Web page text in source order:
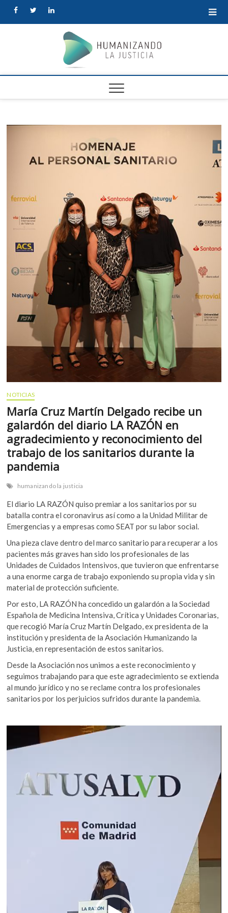
facebooktwitterlinkedin
NOTICIAS
María Cruz Martín Delgado recibe un
galardón del diario LA RAZÓN en
agradecimiento y reconocimiento del
trabajo de los sanitarios durante la
pandemia
humanizando la justicia
El diario LA RAZÓN quiso premiar a los sanitarios por su
batalla contra el coronavirus así como a la Unidad Militar de
Emergencias y a empresas como SEAT por su labor social.
Una pieza clave dentro del marco sanitario para recuperar a los
pacientes más graves han sido los profesionales de las
Unidades de Cuidados Intensivos, que tuvieron que enfrentarse
a una enorme carga de trabajo exponiendo su propia vida y sin
material de protección suficiente.
Por esto, LA RAZÓN ha concedido un galardón a la Sociedad
Española de Medicina Intensiva, Crítica y Unidades Coronarias,
que recogió María Cruz Martín Delgado, ex presidenta de la
institución y presidenta de la Asociación Humanizando la
Justicia, en representación de estos sanitarios.
Desde la Asociación nos unimos a este reconocimiento y
seguimos trabajando para que este agradecimiento se extienda
al mundo jurídico y no se reclame contra los profesionales
sanitarios por los perjuicios sufridos durante la pandemia.
vídeo